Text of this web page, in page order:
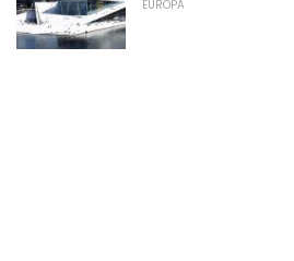
EUROPA